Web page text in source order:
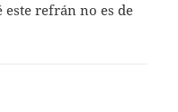
este refrán no es de